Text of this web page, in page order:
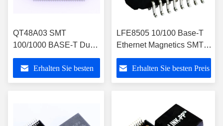
QT48A03 SMT
100/1000 BASE-T Dual-
Port-Transformator-
Magnetmodul
Erhalten Sie besten
LFE8505 10/100 Base-T
Ethernet Magnetics SMT-
LAN-Transformator mit
einem Port
Erhalten Sie besten Preis